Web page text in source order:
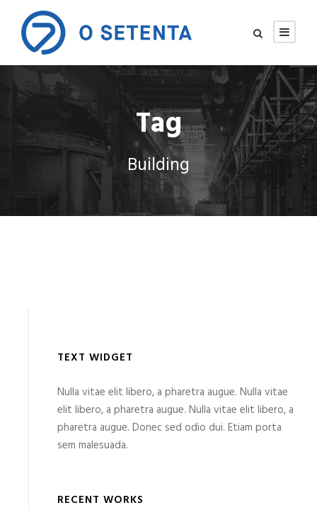
Tag
Building
TEXT WIDGET
Nulla vitae elit libero, a pharetra augue. Nulla vitae
elit libero, a pharetra augue. Nulla vitae elit libero, a
pharetra augue. Donec sed odio dui. Etiam porta
sem malesuada.
RECENT WORKS